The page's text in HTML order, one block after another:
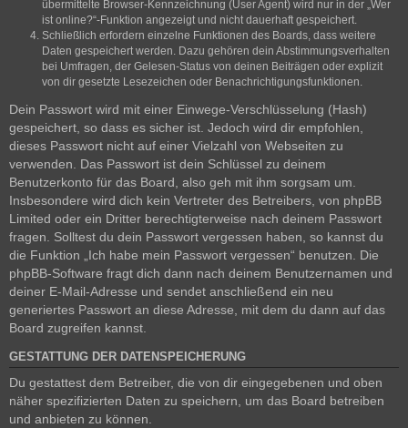
übermittelte Browser-Kennzeichnung (User Agent) wird nur in der „Wer
ist online?“-Funktion angezeigt und nicht dauerhaft gespeichert.
Schließlich erfordern einzelne Funktionen des Boards, dass weitere
Daten gespeichert werden. Dazu gehören dein Abstimmungsverhalten
bei Umfragen, der Gelesen-Status von deinen Beiträgen oder explizit
von dir gesetzte Lesezeichen oder Benachrichtigungsfunktionen.
Dein Passwort wird mit einer Einwege-Verschlüsselung (Hash)
gespeichert, so dass es sicher ist. Jedoch wird dir empfohlen,
dieses Passwort nicht auf einer Vielzahl von Webseiten zu
verwenden. Das Passwort ist dein Schlüssel zu deinem
Benutzerkonto für das Board, also geh mit ihm sorgsam um.
Insbesondere wird dich kein Vertreter des Betreibers, von phpBB
Limited oder ein Dritter berechtigterweise nach deinem Passwort
fragen. Solltest du dein Passwort vergessen haben, so kannst du
die Funktion „Ich habe mein Passwort vergessen“ benutzen. Die
phpBB-Software fragt dich dann nach deinem Benutzernamen und
deiner E-Mail-Adresse und sendet anschließend ein neu
generiertes Passwort an diese Adresse, mit dem du dann auf das
Board zugreifen kannst.
GESTATTUNG DER DATENSPEICHERUNG
Du gestattest dem Betreiber, die von dir eingegebenen und oben
näher spezifizierten Daten zu speichern, um das Board betreiben
und anbieten zu können.